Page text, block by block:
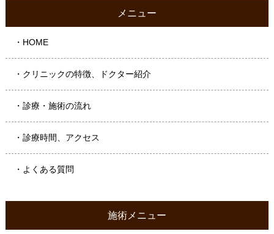
メニュー
・HOME
・クリニックの特徴、ドクター紹介
・診療・施術の流れ
・診療時間、アクセス
・よくある質問
施術メニュー